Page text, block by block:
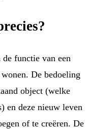
functie van een
De bedoeling
object (welke
en deze nieuw leven
of te creëren. De